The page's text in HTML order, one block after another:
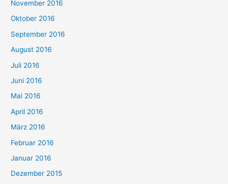
November 2016
Oktober 2016
September 2016
August 2016
Juli 2016
Juni 2016
Mai 2016
April 2016
März 2016
Februar 2016
Januar 2016
Dezember 2015